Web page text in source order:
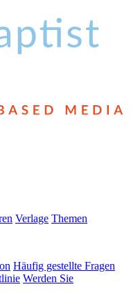
Verlage Themen
Häufig gestellte Fragen
Werden Sie